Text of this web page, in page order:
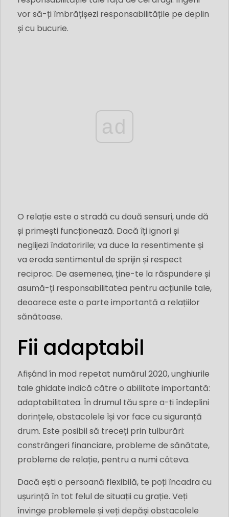
vor să-ți îmbrățișezi responsabilitățile pe deplin
și cu bucurie.
ad
O relație este o stradă cu două sensuri, unde dă
și primești funcționează. Dacă îți ignori și
neglijezi îndatoririle; va duce la resentimente și
va eroda sentimentul de sprijin și respect
reciproc. De asemenea, ține-te la răspundere și
asumă-ți responsabilitatea pentru acțiunile tale,
deoarece este o parte importantă a relațiilor
sănătoase.
Fii adaptabil
Afișând în mod repetat numărul 2020, unghiurile
tale ghidate indică către o abilitate importantă:
adaptabilitatea. În drumul tău spre a-ți îndeplini
dorințele, obstacolele își vor face cu siguranță
drum. Este posibil să treceți prin tulburări:
constrângeri financiare, probleme de sănătate,
probleme de relație, pentru a numi câteva.
Dacă ești o persoană flexibilă, te poți încadra cu
ușurință în tot felul de situații cu grație. Veți
învinge problemele și veți depăși obstacolele